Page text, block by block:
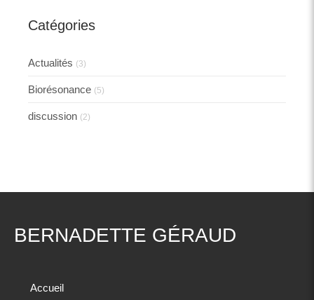
Catégories
Actualités (3)
Biorésonance (5)
discussion (2)
BERNADETTE GÉRAUD
Accueil